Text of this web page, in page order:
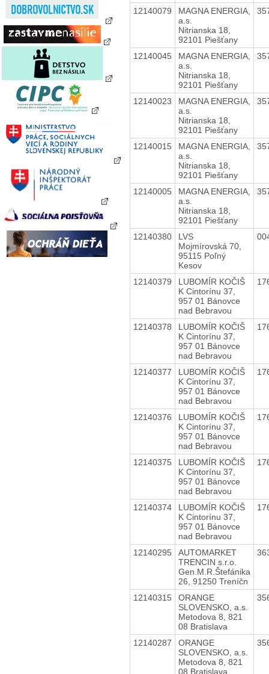
12140079
MAGNA ENERGIA,
a.s.
Nitrianska 18,
92101 Piešťany
12140045
MAGNA ENERGIA,
a.s.
Nitrianska 18,
92101 Piešťany
12140023
MAGNA ENERGIA,
a.s.
Nitrianska 18,
92101 Piešťany
12140015
MAGNA ENERGIA,
a.s.
Nitrianska 18,
92101 Piešťany
12140005
MAGNA ENERGIA,
a.s.
Nitrianska 18,
92101 Piešťany
12140380
LVS
Mojmírovská 70,
95115 Poľný
Kesov
12140379
LUBOMÍR KOČIŠ
K Cintorínu 37,
957 01 Bánovce
nad Bebravou
12140378
LUBOMÍR KOČIŠ
K Cintorínu 37,
957 01 Bánovce
nad Bebravou
12140377
LUBOMÍR KOČIŠ
K Cintorínu 37,
957 01 Bánovce
nad Bebravou
12140376
LUBOMÍR KOČIŠ
K Cintorínu 37,
957 01 Bánovce
nad Bebravou
12140375
LUBOMÍR KOČIŠ
K Cintorínu 37,
957 01 Bánovce
nad Bebravou
12140374
LUBOMÍR KOČIŠ
K Cintorínu 37,
957 01 Bánovce
nad Bebravou
12140295
AUTOMARKET
TRENCIN s.r.o.
Gen.M.R.Štefánika
26, 91250 Treníčn
12140315
ORANGE
SLOVENSKO, a.s.
Metodova 8, 821
08 Bratislava
12140287
ORANGE
SLOVENSKO, a.s.
Metodova 8, 821
08 Bratislava